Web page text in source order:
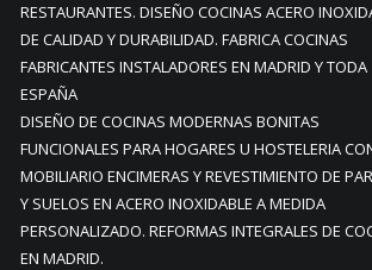
RESTAURANTES. DISEÑO COCINAS ACERO
DE CALIDAD Y DURABILIDAD. FABRICA COCINAS
FABRICANTES INSTALADORES EN MADRID Y TODA
ESPAÑA
DISEÑO DE COCINAS MODERNAS BONITAS
FUNCIONALES PARA HOGARES U HOSTELERIA
MOBILIARIO ENCIMERAS Y REVESTIMIENTO DE
Y SUELOS EN ACERO INOXIDABLE A MEDIDA
PERSONALIZADO. REFORMAS INTEGRALES DE
EN MADRID.